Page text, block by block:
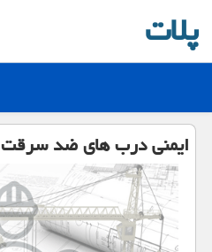
پلات
ایمنی درب های ضد سرقت